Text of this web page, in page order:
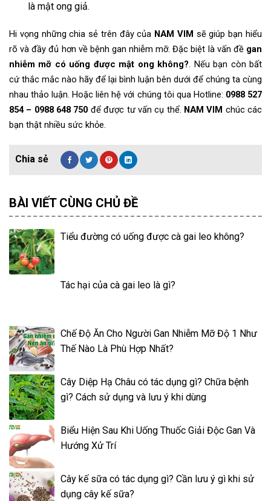
là mật ong giả.
Hi vọng những chia sẻ trên đây của NAM VIM sẽ giúp bạn hiểu
rõ và đầy đủ hơn về bệnh gan nhiễm mỡ. Đặc biệt là vấn đề gan
nhiễm mỡ có uống được mật ong không?. Nếu bạn còn bất
cứ thắc mắc nào hãy để lại bình luận bên dưới để chúng ta cùng
nhau thảo luận. Hoặc liên hệ với chúng tôi qua Hotline: 0988 527
854 – 0988 648 750 để được tư vấn cụ thể. NAM VIM chúc các
bạn thật nhiều sức khỏe.
BÀI VIẾT CÙNG CHỦ ĐỀ
Tiểu đường có uống được cà gai leo không?
Tác hại của cà gai leo là gì?
Chế Độ Ăn Cho Người Gan Nhiễm Mỡ Độ 1 Như
Thế Nào Là Phù Hợp Nhất?
Cây Diệp Hạ Châu có tác dụng gì? Chữa bệnh
gì? Cách sử dụng và lưu ý khi dùng
Biểu Hiện Sau Khi Uống Thuốc Giải Độc Gan Và
Hướng Xử Trí
Cây kế sữa có tác dụng gì? Cần lưu ý gì khi sử
dụng cây kế sữa?